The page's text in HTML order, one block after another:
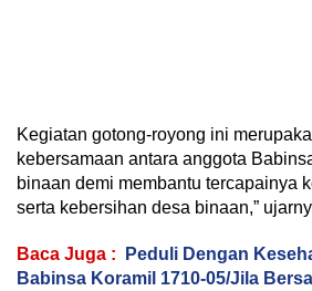
Kegiatan gotong-royong ini
kebersamaan antara anggota
binaan demi membantu tercapainya
serta kebersihan desa binaan,”
Baca Juga :
Peduli Dengan
Babinsa Koramil 1710-05/Jila